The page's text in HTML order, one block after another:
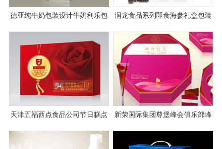
德亚纯牛奶包装设计牛奶利乐包
润龙食品系列即食海参礼盒包装
天津五福西点食品公司节日糕点
新荣国际集团尊堡峰会俱乐部峰